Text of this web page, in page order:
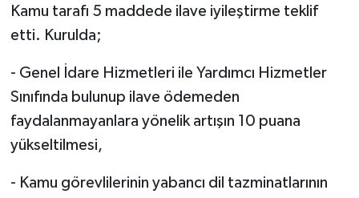
Kamu tarafı 5 maddede ilave iyileştirme teklif
etti. Kurulda;
- Genel İdare Hizmetleri ile Yardımcı Hizmetler
Sınıfında bulunup ilave ödemeden
faydalanmayanlara yönelik artışın 10 puana
yükseltilmesi,
- Kamu görevlilerinin yabancı dil tazminatlarının